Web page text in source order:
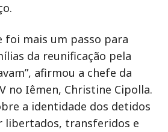
foi mais um passo para
da reunificação pela
afirmou a chefe da
no Iêmen, Christine Cipolla.
a identidade dos detidos
libertados, transferidos e